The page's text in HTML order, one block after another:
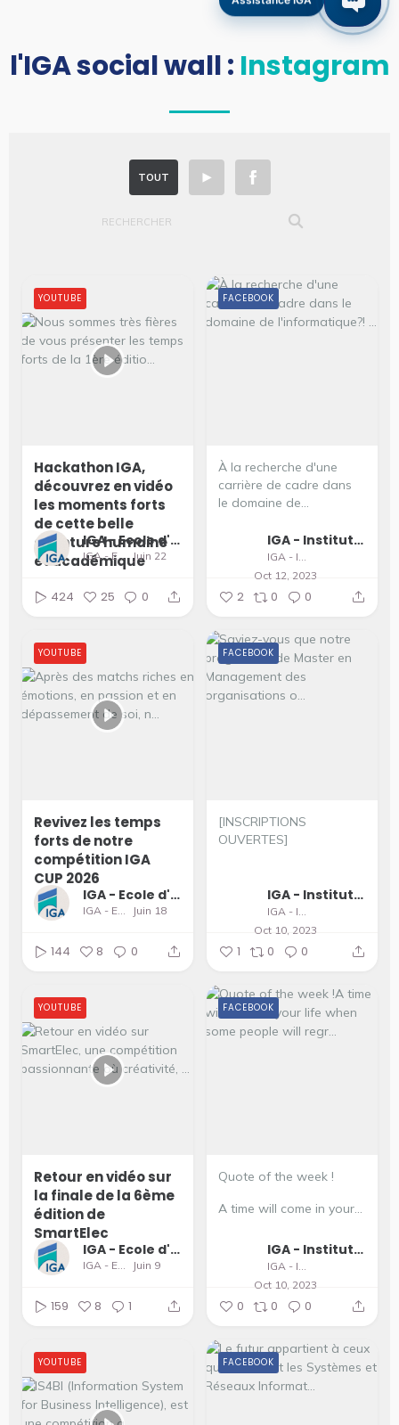
l'IGA social wall : Instagram
TOUT
Hackathon IGA,
découvrez en vidéo
les moments forts
de cette belle
aventure humaine
et académique
IGA - Ecole d'Ingénieurs et de Management
IGA - Ecole d'Ingénieurs et de Management Juin 22
YOUTUBE
424 25 0
À la recherche d'une
carrière de cadre dans
le domaine de...
IGA - Institut supérieur du Génie Appliqué
Oct 12, 2023
FACEBOOK
2 0 0
Revivez les temps
forts de notre
compétition IGA
CUP 2026
IGA - Ecole d'Ingénieurs et de Management
IGA - Ecole d'Ingénieurs et de Management Juin 18
YOUTUBE
144 8 0
[INSCRIPTIONS
OUVERTES]
IGA - Institut supérieur du Génie Appliqué
Oct 10, 2023
FACEBOOK
1 0 0
Retour en vidéo sur
la finale de la 6ème
édition de
SmartElec
IGA - Ecole d'Ingénieurs et de Management
IGA - Ecole d'Ingénieurs et de Management Juin 9
YOUTUBE
159 8 1
Quote of the week !
A time will come in your...
IGA - Institut supérieur du Génie Appliqué
Oct 10, 2023
FACEBOOK
0 0 0
YOUTUBE FACEBOOK